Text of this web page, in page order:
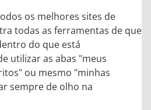
os melhores sites de
todas as ferramentas de que
do que está
utilizar as abas "meus
ou mesmo "minhas
sempre de olho na